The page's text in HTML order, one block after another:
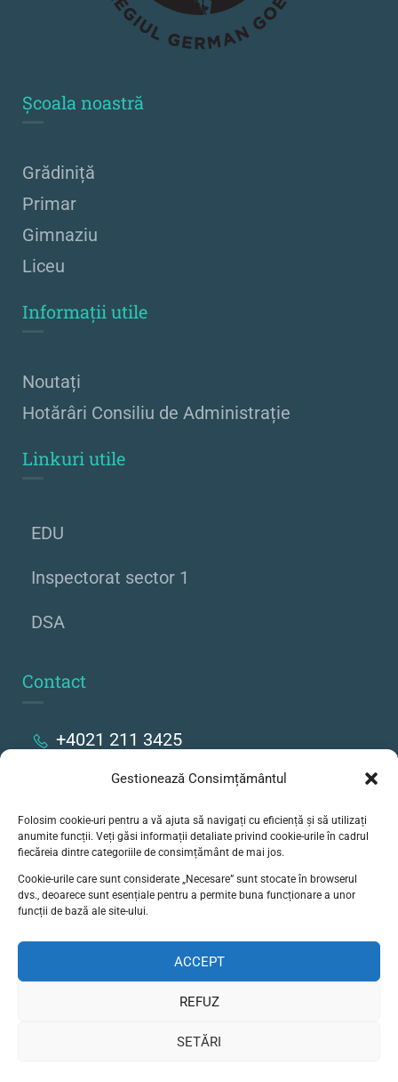
Gestionează Consimțământul
Folosim cookie-uri pentru a vă ajuta să navigați cu eficiență și să utilizați
anumite funcții. Veți găsi informații detaliate privind cookie-urile în cadrul
fiecăreia dintre categoriile de consimțământ de mai jos.
Cookie-urile care sunt considerate „Necesare” sunt stocate în browserul
dvs., deoarece sunt esențiale pentru a permite buna funcționare a unor
funcții de bază ale site-ului.
ACCEPT
REFUZ
SETĂRI
Școala noastră
Grădiniță
Primar
Gimnaziu
Liceu
Informații utile
Noutați
Hotărâri Consiliu de Administrație
Linkuri utile
EDU
Inspectorat sector 1
DSA
Contact
+4021 211 3425
Strada Stanislav Cihoschi 17, București
secretariat@colegiulgoethe.ro
© Liceul German Goethe, Bucuresti - Toate
Politică de confidențialitate